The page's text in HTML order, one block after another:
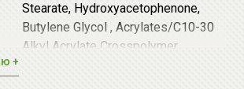
действующие компоненты:
повышают защитные функции
Stearate, Hydroxyacetophenone,
Butylene Glycol , Acrylates/C10-30
Alkyl Acrylate Crosspolymer,
+